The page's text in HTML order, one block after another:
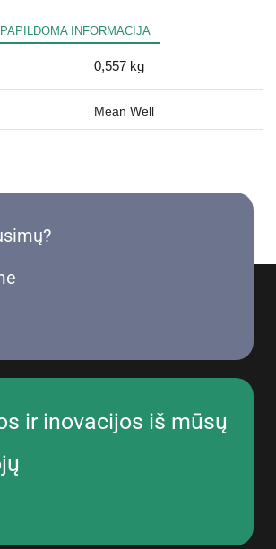
PAPILDOMA INFORMACIJA
0,557 kg
Mean Well
ir inovacijos iš mūsų